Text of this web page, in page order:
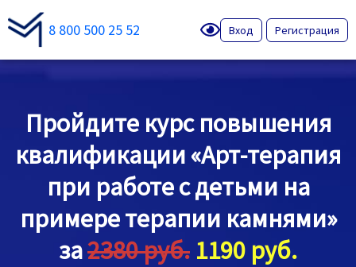
8 800 500 25 52 Вход Регистрация
Пройдите курс повышения
квалификации «Арт-терапия
при работе с детьми на
примере терапии камнями»
за2380 руб. 1190 руб.